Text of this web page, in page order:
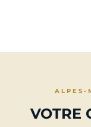
ALPES-
VOTRE